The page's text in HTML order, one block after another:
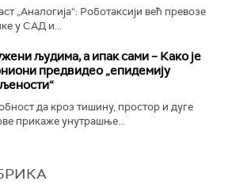
„Аналогија“: Роботаксији већ превозе
у САД и...
људима, а ипак сами – Како је
предвидео „епидемију
да кроз тишину, простор и дуге
прикаже унутрашње...